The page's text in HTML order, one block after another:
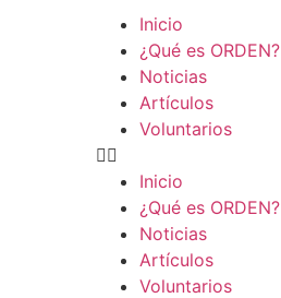
Inicio
¿Qué es ORDEN?
Noticias
Artículos
Voluntarios
Inicio
¿Qué es ORDEN?
Noticias
Artículos
Voluntarios